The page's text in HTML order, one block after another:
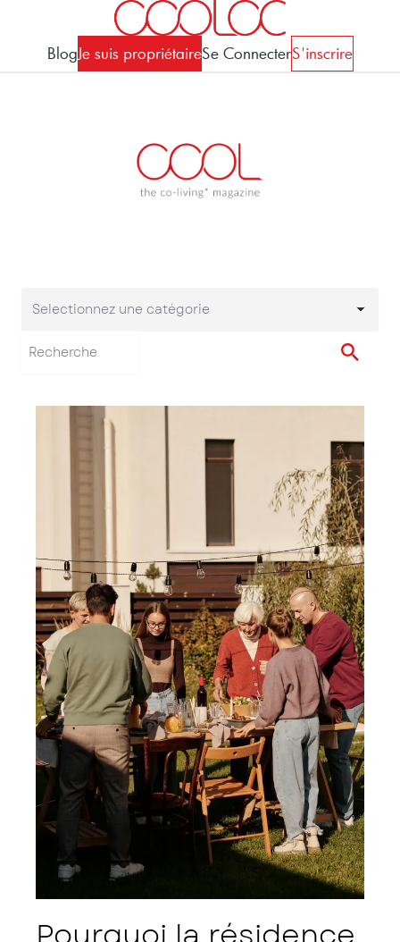
BlogJe suis propriétaireSe ConnecterS'inscrire
Selectionnez une
Selectionnez une catégorie